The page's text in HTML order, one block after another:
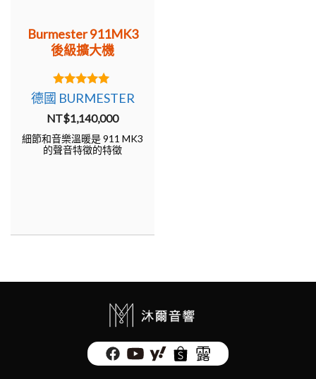
Burmester 911MK3
後級擴大機
5.00
out of 5
德國 BURMESTER
NT$1,140,000
細節和音樂溫暖是 911 MK3
的聲音特徵的特徵